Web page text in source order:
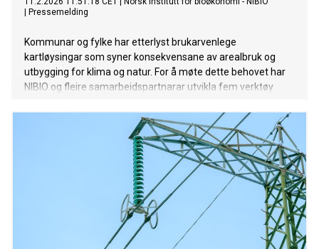
Pressemelding
Kommunar og fylke har etterlyst brukarvenlege
kartløysingar som syner konsekvensane av arealbruk og
utbygging for klima og natur. For å møte dette behovet har
NIBIO og fleire samarbeidspartnarar utvikla fem verktøy